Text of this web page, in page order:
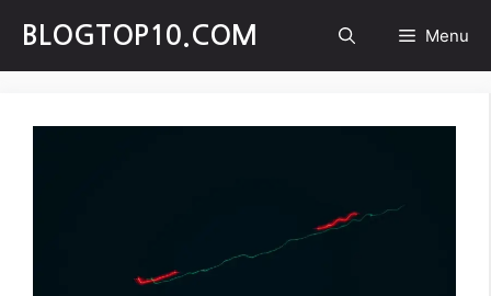
content
BLOGTOP10.COM Menu